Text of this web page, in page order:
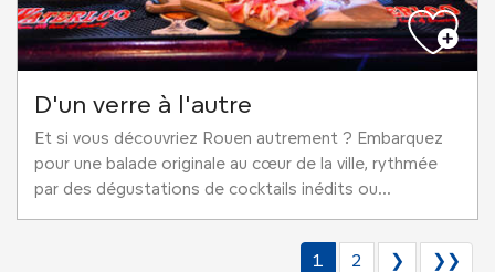
D'un verre à l'autre
Et si vous découvriez Rouen autrement ? Embarquez
pour une balade originale au cœur de la ville, rythmée
par des dégustations de cocktails inédits ou...
1 2 ❯ ❯❯